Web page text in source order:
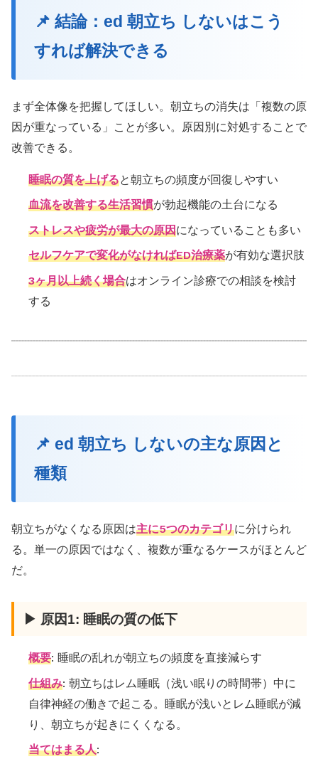
📌 結論：ed 朝立ち しないはこう
すれば解決できる
まず全体像を把握してほしい。朝立ちの消失は「複数の原
因が重なっている」ことが多い。原因別に対処することで
改善できる。
睡眠の質を上げると朝立ちの頻度が回復しやすい
血流を改善する生活習慣が勃起機能の土台になる
ストレスや疲労が最大の原因になっていることも多い
セルフケアで変化がなければED治療薬が有効な選択肢
3ヶ月以上続く場合はオンライン診療での相談を検討
する
📌 ed 朝立ち しないの主な原因と
種類
朝立ちがなくなる原因は主に5つのカテゴリに分けられ
る。単一の原因ではなく、複数が重なるケースがほとんど
だ。
▶ 原因1: 睡眠の質の低下
概要: 睡眠の乱れが朝立ちの頻度を直接減らす
仕組み: 朝立ちはレム睡眠（浅い眠りの時間帯）中に
自律神経の働きで起こる。睡眠が浅いとレム睡眠が減
り、朝立ちが起きにくくなる。
当てはまる人: